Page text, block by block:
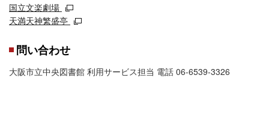
国立文楽劇場
天満天神繁盛亭
問い合わせ
大阪市立中央図書館 利用サービス担当 電話 06-6539-3326